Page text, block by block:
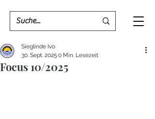
Focus 10/2025
Sieglinde Ivo
30. Sept. 2025 0 Min. Lesezeit